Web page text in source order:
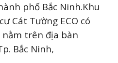
phố Bắc Ninh.Khu
Cát Tường ECO có
trên địa bàn
Bắc Ninh,